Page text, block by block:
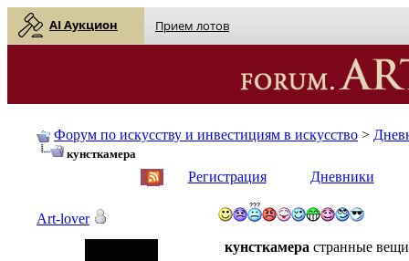
AI Аукцион Прием лотов
Форум по искусству и инвестициям в искусство >
кунсткамера
Регистрация Дневники
кунсткамера странные
Art-lover